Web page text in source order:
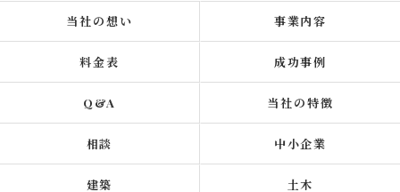
当社の想い 事業内容
料金表 成功事例
Q&A 当社の特徴
相談 中小企業
建築 土木